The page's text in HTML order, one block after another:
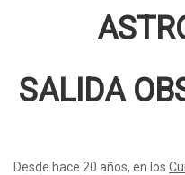
SALIDA
Desde hace 20 años, en los